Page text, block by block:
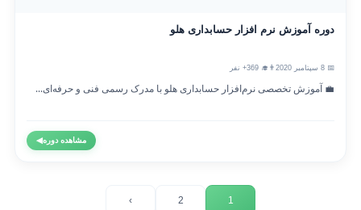
دوره آموزش نرم افزار حسابداری هلو
👨‍🎓 369+ نفر
💼 آموزش تخصصی نرم‌افزار حسابداری هلو با مدرک رسمی فنی و حرفه‌ای...
مشاهده دوره◀